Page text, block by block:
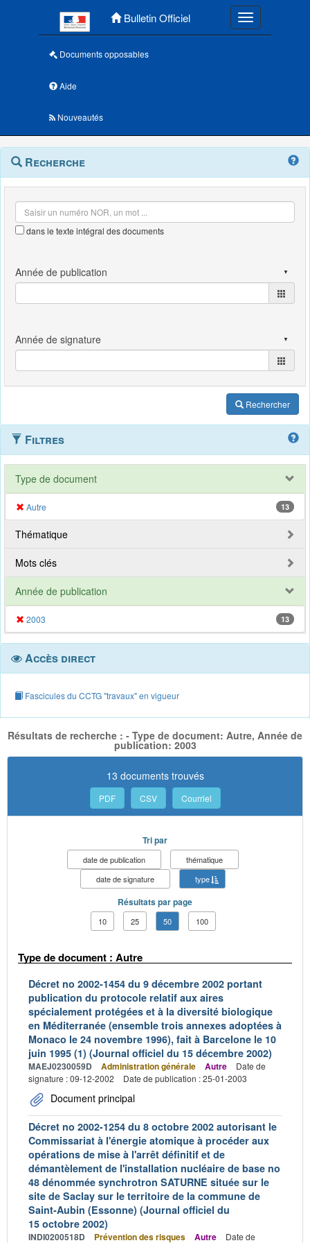
Bulletin Officiel Toggle
Documents opposables
Aide
Nouveautés
Navigation
outils
Menu
contextuel
Recherche
dans le texte intégral des documents
Rechercher
Filtres
Type de document
Autre 13
Thématique
Mots clés
Année de publication
2003 13
Accès direct
Fascicules du CCTG "travaux" en vigueur
Résultats de recherche : - Type de document: Autre, Année de
publication: 2003
13 documents trouvés
PDF CSV Courriel
Tri par
date de publication
thématique
date de signature
type
Résultats par page
10 25 50 100
Type de document : Autre
Décret no 2002-1454 du 9 décembre 2002 portant
publication du protocole relatif aux aires
spécialement protégées et à la diversité biologique
en Méditerranée (ensemble trois annexes adoptées à
Monaco le 24 novembre 1996), fait à Barcelone le 10
juin 1995 (1) (Journal officiel du 15 décembre 2002)
MAEJ0230059D Administration générale Autre
Date de
signature : 09-12-2002
Date de publication : 25-01-2003
Document principal
Décret no 2002-1254 du 8 octobre 2002 autorisant le
Commissariat à l'énergie atomique à procéder aux
opérations de mise à l'arrêt définitif et de
démantèlement de l'installation nucléaire de base no
48 dénommée synchrotron SATURNE située sur le
site de Saclay sur le territoire de la commune de
Saint-Aubin (Essonne) (Journal officiel du
15 octobre 2002)
INDI0200518D Prévention des risques Autre Date de